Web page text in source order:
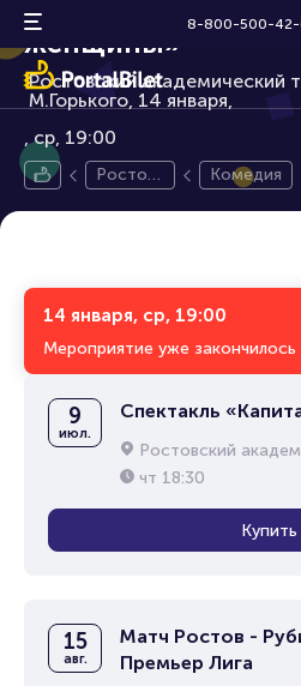
8-800-500-42-
Спектакль «О чём
женщины»
Ростовский академический
М.Горького, 14 января,
ср, 19:00
Ростов-
Комедия
14 января, ср, 19:00
Мероприятие уже закончилось
9
июл.
Спектакль
Ростовский
чт 18:30
Купить
15
авг.
Матч Ростов -
Премьер Лига